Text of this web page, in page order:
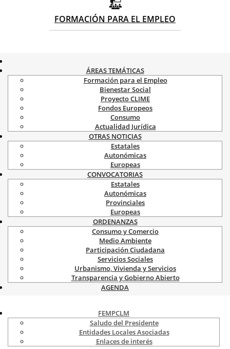
FORMACIÓN PARA EL EMPLEO
ÁREAS TEMÁTICAS
Formación para el Empleo
Bienestar Social
Proyecto CLIME
Fondos Europeos
Consumo
Actualidad Jurídica
OTRAS NOTICIAS
Estatales
Autonómicas
Europeas
CONVOCATORIAS
Estatales
Autonómicas
Provinciales
Europeas
ORDENANZAS
Consumo y Comercio
Medio Ambiente
Participación Ciudadana
Servicios Sociales
Urbanismo, Vivienda y Servicios
Transparencia y Gobierno Abierto
AGENDA
FEMPCLM
Saludo del Presidente
Entidades Locales Asociadas
Enlaces de interés